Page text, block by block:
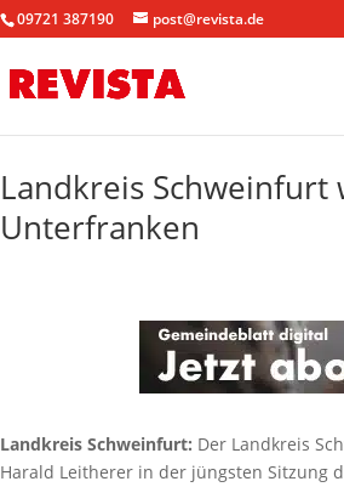
09721 387190 post@revista.de
Landkreis
Unterfranken
Landkreis Schweinfurt: Der Landkreis
Harald Leitherer in der jüngsten Sitzung